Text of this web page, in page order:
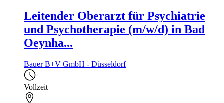
Leitender Oberarzt für Psychiatrie
und Psychotherapie (m/w/d) in Bad
Oeynha...
Bauer B+V GmbH - Düsseldorf
Vollzeit